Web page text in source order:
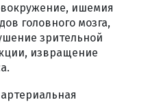
ишемия
головного мозга,
зрительной
извращение